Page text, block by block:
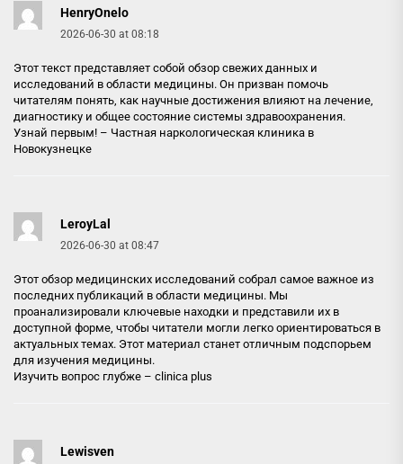
HenryOnelo
2026-06-30 at 08:18
Этот текст представляет собой обзор свежих данных и
исследований в области медицины. Он призван помочь
читателям понять, как научные достижения влияют на лечение,
диагностику и общее состояние системы здравоохранения.
Узнай первым! – Частная наркологическая клиника в
Новокузнецке
LeroyLal
2026-06-30 at 08:47
Этот обзор медицинских исследований собрал самое важное из
последних публикаций в области медицины. Мы
проанализировали ключевые находки и представили их в
доступной форме, чтобы читатели могли легко ориентироваться в
актуальных темах. Этот материал станет отличным подспорьем
для изучения медицины.
Изучить вопрос глубже – clinica plus
Lewisven